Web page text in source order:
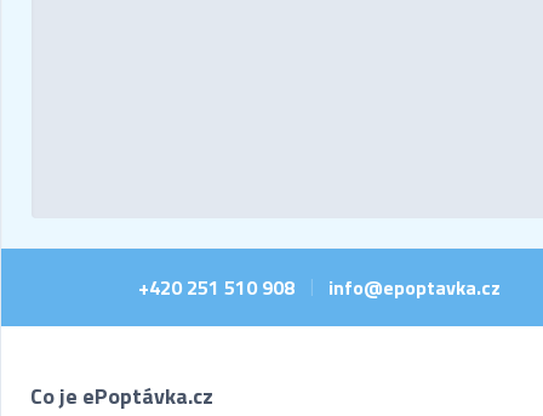
+420 251 510 908 | info@epoptavka.cz
Co je ePoptávka.cz